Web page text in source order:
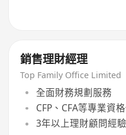
銷售理財經理
Top Family Office Limited
全面財務規劃服務
CFP、CFA等專業資
3年以上理財顧問經驗